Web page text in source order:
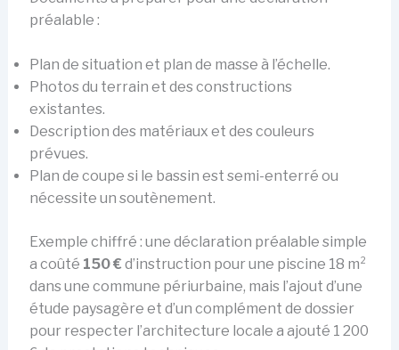
préalable :
Plan de situation et plan de masse à l’échelle.
Photos du terrain et des constructions
existantes.
Description des matériaux et des couleurs
prévues.
Plan de coupe si le bassin est semi-enterré ou
nécessite un soutènement.
Exemple chiffré : une déclaration préalable simple
a coûté 150 € d’instruction pour une piscine 18 m²
dans une commune périurbaine, mais l’ajout d’une
étude paysagère et d’un complément de dossier
pour respecter l’architecture locale a ajouté 1 200